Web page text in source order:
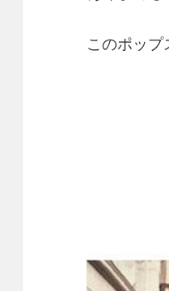
このポッ